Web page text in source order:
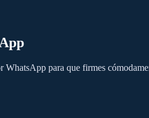
para que firmes